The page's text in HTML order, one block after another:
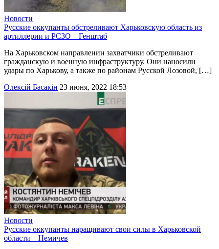
Новости
Русские оккупанты обстреливают Харьковскую область из
артиллерии и РСЗО – Генштаб
На Харьковском направлении захватчики обстреливают
гражданскую и военную инфраструктуру. Они наносили
удары по Харькову, а также по районам Русской Лозовой, […]
Олексій Басакін 23 июня, 2022 18:53
Новости
Русские оккупанты наращивают свои силы в Харьковской
области – Немичев